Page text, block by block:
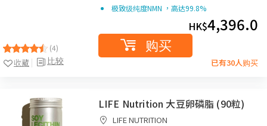
(4)
比较
收藏
极致级纯度NMN ，高达99.8%
HK$4,396.0
购买
已有30人购买
LIFE Nutrition 大豆卵磷脂 (90粒)
LIFE NUTRITION